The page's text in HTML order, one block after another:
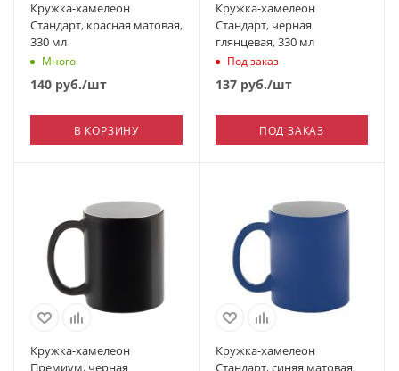
Кружка-хамелеон
Стандарт, красная матовая,
330 мл
Много
140 руб./шт
В КОРЗИНУ
Кружка-хамелеон
Стандарт, черная
глянцевая, 330 мл
Под заказ
137 руб./шт
ПОД ЗАКАЗ
Кружка-хамелеон
Премиум, черная
Кружка-хамелеон
Стандарт, синяя матовая,